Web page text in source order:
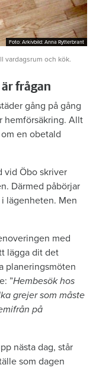
Foto: Arkivbild: Anna Rytterbrant
Foto: Arkivbild: Anna Rytterbrant
vardagsrum och kök.
frågan
gång på gång
hemförsäkring. Allt
en obetald
vid Öbo skriver
Därmed påbörjar
lägenheten. Men
med
lägga dit det
planeringsmöten
”Hembesök hos
grejer som måste
på
nästa dag, står
som dagen